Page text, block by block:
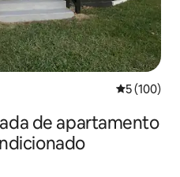
5 de uma
5 (100)
de apartamento